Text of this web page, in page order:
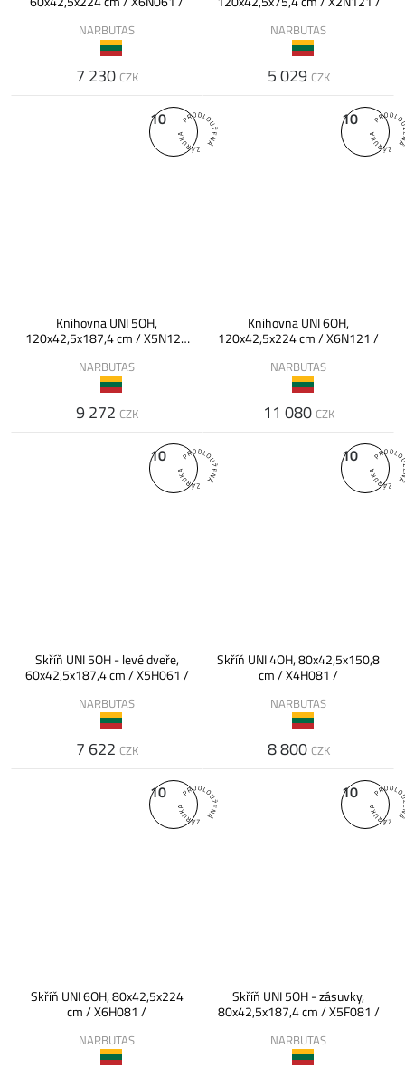
NARBUTAS
7 230 CZK
NARBUTAS
5 029 CZK
10
Knihovna UNI 5OH,
120x42,5x187,4 cm / X5N121
NARBUTAS
9 272 CZK
10
Knihovna UNI 6OH,
120x42,5x224 cm / X6N121 /
NARBUTAS
11 080 CZK
10
Skříň UNI 5OH - levé dveře,
60x42,5x187,4 cm / X5H061 /
NARBUTAS
7 622 CZK
10
Skříň UNI 4OH, 80x42,5x150,8
cm / X4H081 /
NARBUTAS
8 800 CZK
10
Skříň UNI 6OH, 80x42,5x224
cm / X6H081 /
NARBUTAS
10
Skříň UNI 5OH - zásuvky,
80x42,5x187,4 cm / X5F081 /
NARBUTAS